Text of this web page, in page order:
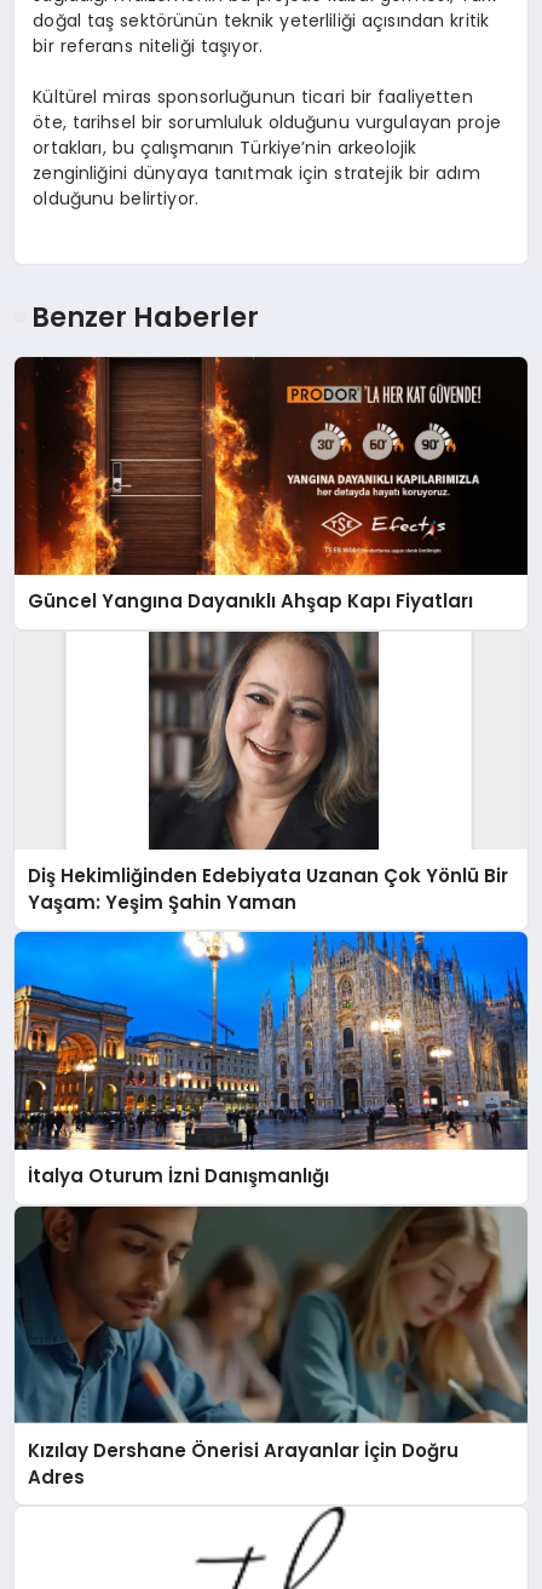
doğal taş sektörünün teknik yeterliliği açısından kritik
bir referans niteliği taşıyor.
Kültürel miras sponsorluğunun ticari bir faaliyetten
öte, tarihsel bir sorumluluk olduğunu vurgulayan proje
ortakları, bu çalışmanın Türkiye’nin arkeolojik
zenginliğini dünyaya tanıtmak için stratejik bir adım
olduğunu belirtiyor.
Benzer Haberler
Güncel Yangına Dayanıklı Ahşap Kapı Fiyatları
Diş Hekimliğinden Edebiyata Uzanan Çok Yönlü Bir
Yaşam: Yeşim Şahin Yaman
İtalya Oturum İzni Danışmanlığı
Kızılay Dershane Önerisi Arayanlar İçin Doğru
Adres